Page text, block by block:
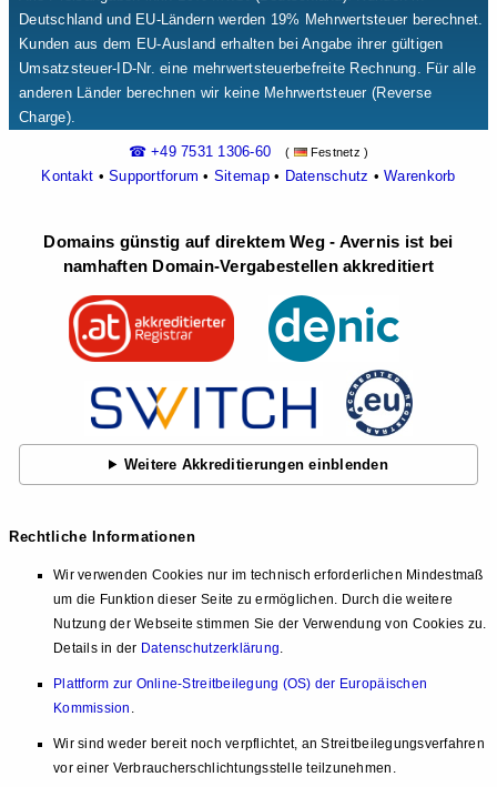
Deutschland und EU-Ländern werden 19% Mehrwertsteuer berechnet.
Kunden aus dem EU-Ausland erhalten bei Angabe ihrer gültigen
Umsatzsteuer-ID-Nr. eine mehrwertsteuerbefreite Rechnung. Für alle
anderen Länder berechnen wir keine Mehrwertsteuer (Reverse
Charge).
☎ +49 7531 1306-60 ( Festnetz )
Kontakt •Supportforum • Sitemap• Datenschutz •Warenkorb
Domains günstig auf direktem Weg - Avernis ist bei
namhaften Domain-Vergabestellen akkreditiert
Weitere Akkreditierungen einblenden
Rechtliche Informationen
Wir verwenden Cookies nur im technisch erforderlichen Mindestmaß
um die Funktion dieser Seite zu ermöglichen. Durch die weitere
Nutzung der Webseite stimmen Sie der Verwendung von Cookies zu.
Details in der Datenschutzerklärung.
Plattform zur Online-Streitbeilegung (OS) der Europäischen
Kommission .
Wir sind weder bereit noch verpflichtet, an Streitbeilegungsverfahren
vor einer Verbraucherschlichtungsstelle teilzunehmen.